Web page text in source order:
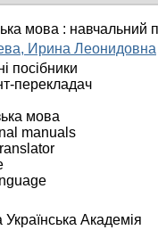
мова : навчальний
Ирина Леонидовна
посібники
перекладач
мова
manuals
Академія